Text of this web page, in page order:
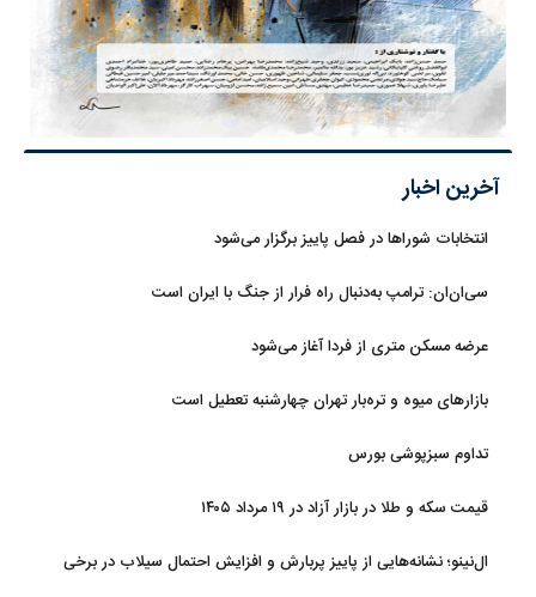
آخرین اخبار
انتخابات شوراها در فصل پاییز برگزار می‌شود
سی‌ان‌ان: ترامپ به‌دنبال راه فرار از جنگ با ایران است
عرضه مسکن متری از فردا آغاز می‌شود
بازارهای میوه و تره‌بار تهران چهارشنبه تعطیل است
تداوم سبزپوشی بورس
قیمت سکه و طلا در بازار آزاد در ۱۹ مرداد ۱۴۰۵
ال‌نینو؛ نشانه‌هایی از پاییز پربارش و افزایش احتمال سیلاب در برخی